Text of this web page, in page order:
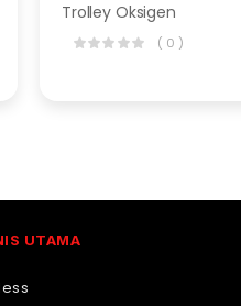
Trolley Oksigen
( 0 )
UTAMA